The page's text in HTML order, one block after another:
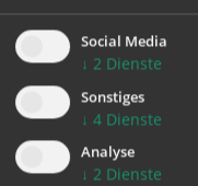
Social Media
↓ 2 Dienste
Sonstiges
↓ 4 Dienste
Analyse
↓ 2 Dienste